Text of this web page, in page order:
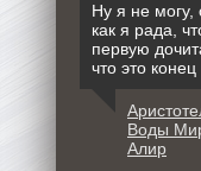
Ну я не могу,
как я рада,
первую
что это
Воды
Алир